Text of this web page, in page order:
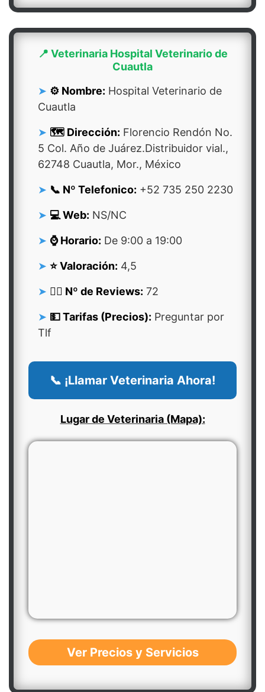
📍 Veterinaria Hospital Veterinario de
Cuautla
⚙️ Nombre: Hospital Veterinario de
Cuautla
🗺️ Dirección: Florencio Rendón No.
5 Col. Año de Juárez.Distribuidor vial.,
62748 Cuautla, Mor., México
📞 Nº Telefonico: +52 735 250 2230
💻 Web: NS/NC
⌚ Horario: De 9:00 a 19:00
⭐ Valoración: 4,5
👍🏻 Nº de Reviews: 72
💵 Tarifas (Precios): Preguntar por
Tlf
📞 ¡Llamar Veterinaria Ahora!
Lugar de Veterinaria (Mapa):
Ver Precios y Servicios